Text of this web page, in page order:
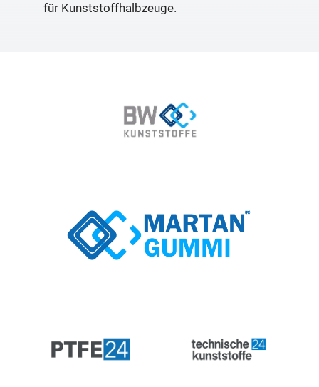
für Kunststoffhalbzeuge.